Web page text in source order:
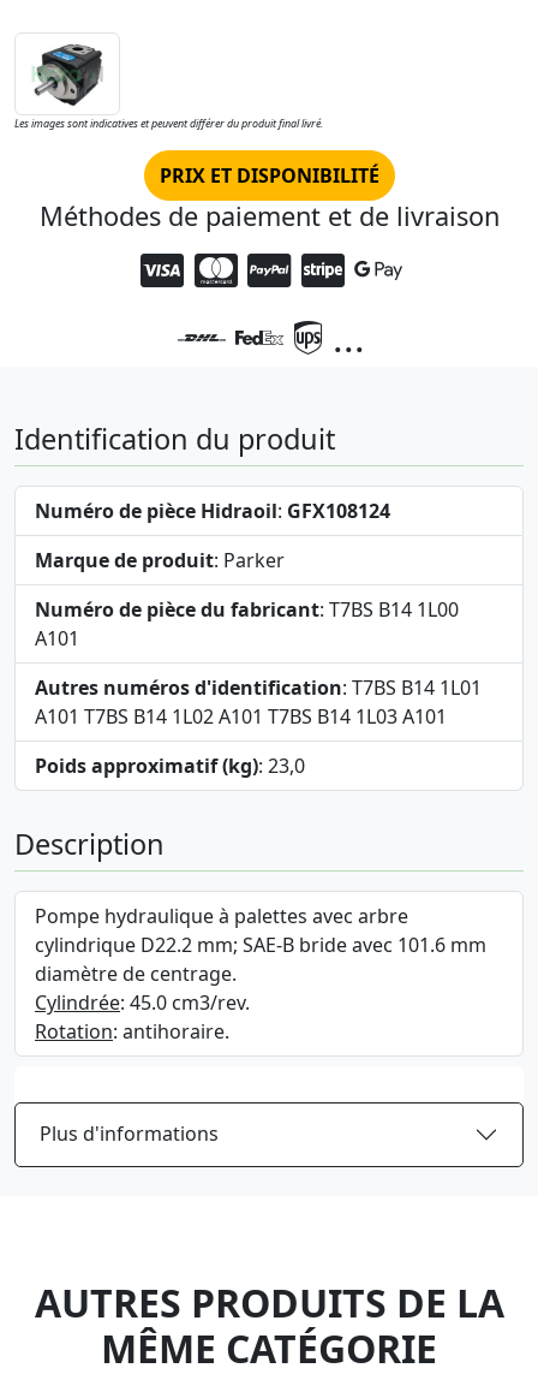
Les images sont indicatives et peuvent différer du produit final livré.
PRIX ET DISPONIBILITÉ
Méthodes de paiement et de livraison
...
Identification du produit
Numéro de pièce Hidraoil: GFX108124
Marque de produit: Parker
Numéro de pièce du fabricant: T7BS B14 1L00
A101
Autres numéros d'identification: T7BS B14 1L01
A101 T7BS B14 1L02 A101 T7BS B14 1L03 A101
Poids approximatif (kg): 23,0
Description
Pompe hydraulique à palettes avec arbre
cylindrique D22.2 mm; SAE-B bride avec 101.6 mm
diamètre de centrage.
Cylindrée: 45.0 cm3/rev.
Rotation: antihoraire.
Plus d'informations
AUTRES PRODUITS DE LA
MÊME CATÉGORIE